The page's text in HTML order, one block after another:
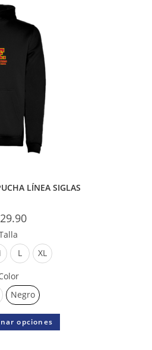
LÍNEA SIGLAS
29.90
L XL
Negro
opciones